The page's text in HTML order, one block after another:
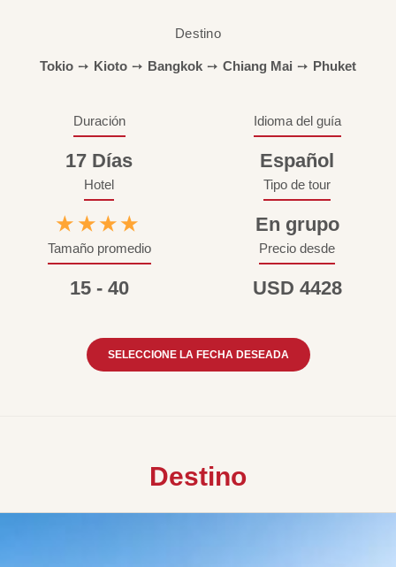
Destino
Tokio ➙ Kioto ➙ Bangkok ➙ Chiang Mai ➙ Phuket
Duración
17 Días
Idioma del guía
Español
Hotel
★★★★
Tipo de tour
En grupo
Tamaño promedio
15 - 40
Precio desde
USD 4428
SELECCIONE LA FECHA DESEADA
Destino